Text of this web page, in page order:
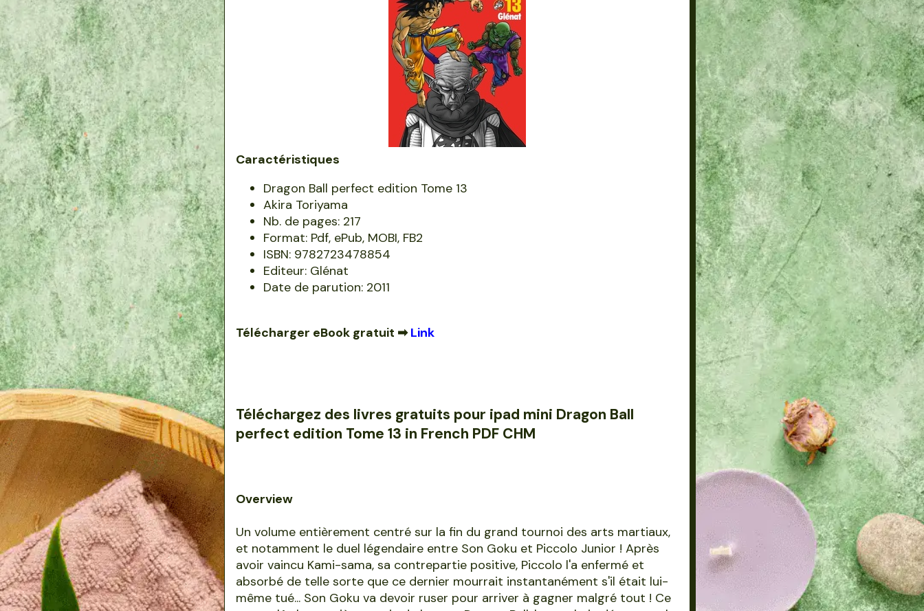
Caractéristiques
Dragon Ball perfect edition Tome 13
Akira Toriyama
Nb. de pages: 217
Format: Pdf, ePub, MOBI, FB2
ISBN: 9782723478854
Editeur: Glénat
Date de parution: 2011
Télécharger eBook gratuit ➡Link
Téléchargez des livres gratuits pour ipad mini Dragon Ball
perfect edition Tome 13 in French PDF CHM
Overview
Un volume entièrement centré sur la fin du grand tournoi des arts martiaux,
et notamment le duel légendaire entre Son Goku et Piccolo Junior ! Après
avoir vaincu Kami-sama, sa contrepartie positive, Piccolo l'a enfermé et
absorbé de telle sorte que ce dernier mourrait instantanément s'il était lui-
même tué... Son Goku va devoir ruser pour arriver à gagner malgré tout ! Ce